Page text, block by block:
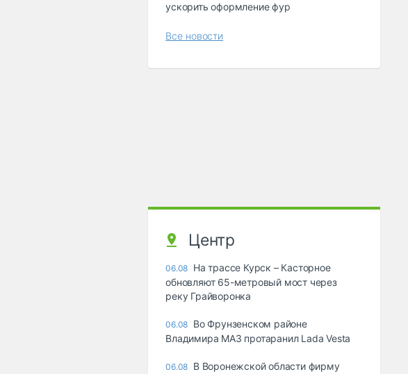
ускорить оформление фур
Все новости
Центр
06.08 На трассе Курск – Касторное
обновляют 65-метровый мост через
реку Грайворонка
06.08 Во Фрунзенском районе
Владимира МАЗ протаранил Lada Vesta
06.08 В Воронежской области фирму